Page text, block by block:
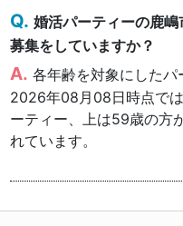
婚活パーティーの鹿
募集をしていますか？
各年齢を対象にしたパ
2026年08月08日時点で
ーティー、上は59歳の方
れています。